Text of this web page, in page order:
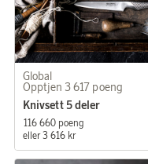
Global
Opptjen 3 617 poeng
Knivsett 5 deler
116 660 poeng
eller 3 616 kr